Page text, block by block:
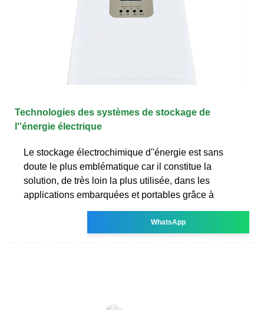
Technologies des systèmes de stockage de
l''énergie électrique
Le stockage électrochimique d''énergie est sans
doute le plus emblématique car il constitue la
solution, de très loin la plus utilisée, dans les
applications embarquées et portables grâce à
WhatsApp